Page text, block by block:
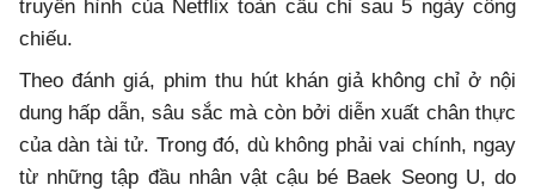
truyền hình của Netflix toàn cầu chỉ sau 5 ngày công
chiếu.
Theo đánh giá, phim thu hút khán giả không chỉ ở nội
dung hấp dẫn, sâu sắc mà còn bởi diễn xuất chân thực
của dàn tài tử. Trong đó, dù không phải vai chính, ngay
từ những tập đầu nhân vật cậu bé Baek Seong U, do